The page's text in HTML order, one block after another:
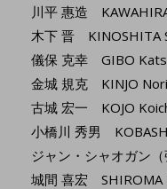
川平 惠造
木下 晋 KINOSHITA
儀保 克幸 GIBO
金城 規克 KINJO
古城 宏一 KOJO
小橋川 秀男
ジャン・シャオガン
城間 喜宏 SHIROMA